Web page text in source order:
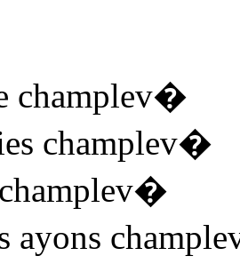
champlev�
champlev�
�
ayons